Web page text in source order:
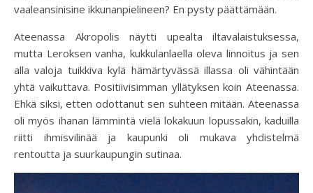
vaaleansinisine ikkunanpielineen? En pysty päättämään.
Ateenassa Akropolis näytti upealta iltavalaistuksessa,
mutta Leroksen vanha, kukkulanlaella oleva linnoitus ja sen
alla valoja tuikkiva kylä hämärtyvässä illassa oli vähintään
yhtä vaikuttava. Positiivisimman yllätyksen koin Ateenassa.
Ehkä siksi, etten odottanut sen suhteen mitään. Ateenassa
oli myös ihanan lämmintä vielä lokakuun lopussakin, kaduilla
riitti ihmisvilinää ja kaupunki oli mukava yhdistelmä
rentoutta ja suurkaupungin sutinaa.